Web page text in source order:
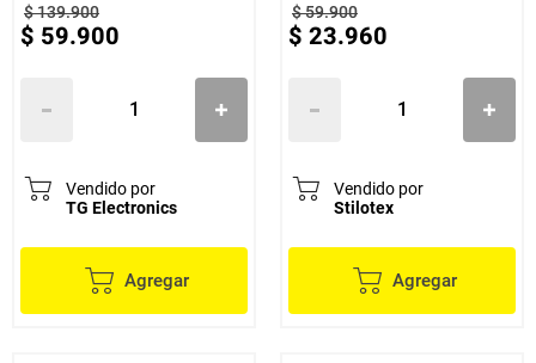
$139.900
$ 59.900
Vendido por
TG Electronics
Agregar
$59.900
$ 23.960
Vendido por
Stilotex
Agregar